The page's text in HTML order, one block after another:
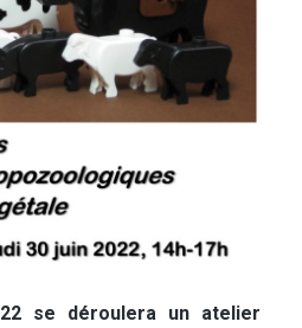
se déroulera un atelier